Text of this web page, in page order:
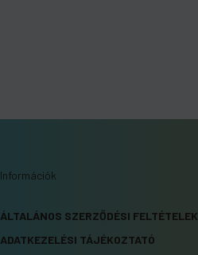
Információk
ÁLTALÁNOS SZERZŐDÉSI FELTÉTELEK
ADATKEZELÉSI TÁJÉKOZTATÓ